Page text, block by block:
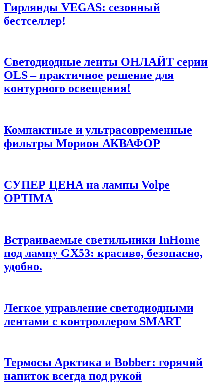
Гирлянды VEGAS: сезонный
бестселлер!
Светодиодные ленты ОНЛАЙТ серии
OLS – практичное решение для
контурного освещения!
Компактные и ультрасовременные
фильтры Морион АКВАФОР
СУПЕР ЦЕНА на лампы Volpe
OPTIMA
Встраиваемые светильники InHome
под лампу GX53: красиво, безопасно,
удобно.
Легкое управление светодиодными
лентами с контроллером SMART
Термосы Арктика и Bobber: горячий
напиток всегда под рукой